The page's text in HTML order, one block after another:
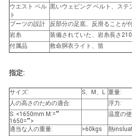
ウエスト ベル
ト
黒いウェビング ベルト、ス
ブーツの設計
反部分の足底、反滑ることが
岩糸
装備されていた、岩糸長さ
付属品
救命胴衣ライト、笛
指定:
サイズ: S、M、L 重量:
人の高さのための適合:
浮力:
S: <1650mm M:=""
1650="">
温度の
適当な人の重量: >60kgs
熱